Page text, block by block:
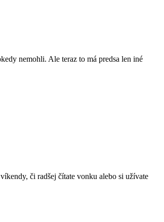
nemohli. Ale teraz to má predsa len iné
či radšej čítate vonku alebo si užívate